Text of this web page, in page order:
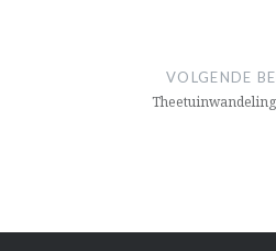
VOLGENDE